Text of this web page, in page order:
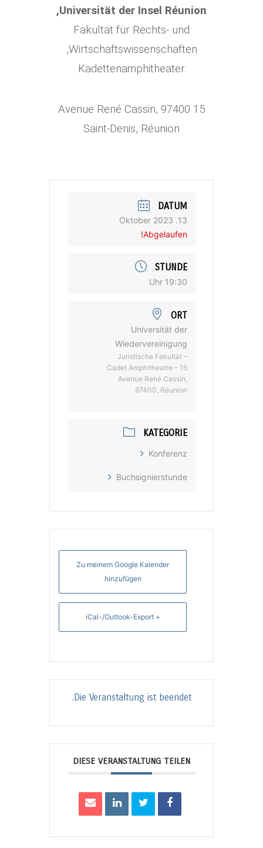
Universität der Insel Réunion,
Fakultät für Rechts- und
Wirtschaftswissenschaften,
Kadettenamphitheater
15 Avenue René Cassin, 97400
Saint-Denis, Réunion
DATUM
13. Oktober 2023
Abgelaufen!
STUNDE
19:30 Uhr
ORT
Universität der
Wiedervereinigung
Juristische Fakultät –
Cadet Amphitheatre – 15
Avenue René Cassin,
97400, Réunion
KATEGORIE
Konferenz
Buchsignierstunde
Zu meinem Google Kalender
hinzufügen
+ iCal-/Outlook-Export
Die Veranstaltung ist beendet.
DIESE VERANSTALTUNG TEILEN